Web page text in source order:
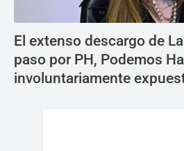
El extenso descargo de
paso por PH, Podemos
involuntariamente